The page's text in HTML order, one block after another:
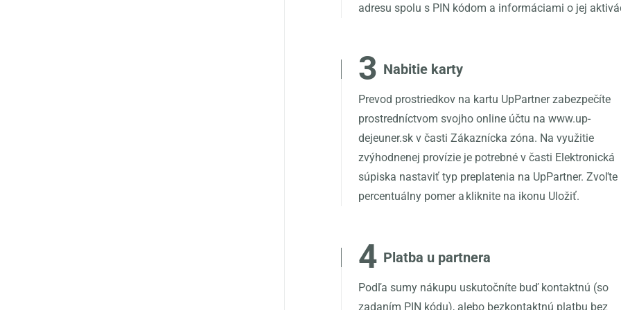
adresu spolu s PIN kódom a informáciami o jej
3 Nabitie karty
Prevod prostriedkov na kartu UpPartner zabezpečíte
prostredníctvom svojho online účtu na www.up-
dejeuner.sk v časti Zákaznícka zóna. Na využitie
zvýhodnenej provízie je potrebné v časti Elektronická
súpiska nastaviť typ preplatenia na UpPartner. Zvoľte
percentuálny pomer a kliknite na ikonu Uložiť.
4 Platba u partnera
Podľa sumy nákupu uskutočníte buď kontaktnú (so
zadaním PIN kódu), alebo bezkontaktnú platbu bez